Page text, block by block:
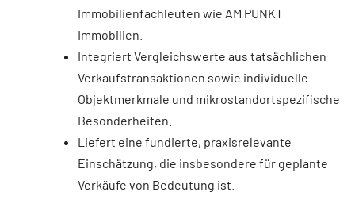
Immobilienfachleuten wie AM PUNKT
Immobilien.
Integriert Vergleichswerte aus tatsächlichen
Verkaufstransaktionen sowie individuelle
Objektmerkmale und mikrostandortspezifische
Besonderheiten.
Liefert eine fundierte, praxisrelevante
Einschätzung, die insbesondere für geplante
Verkäufe von Bedeutung ist.